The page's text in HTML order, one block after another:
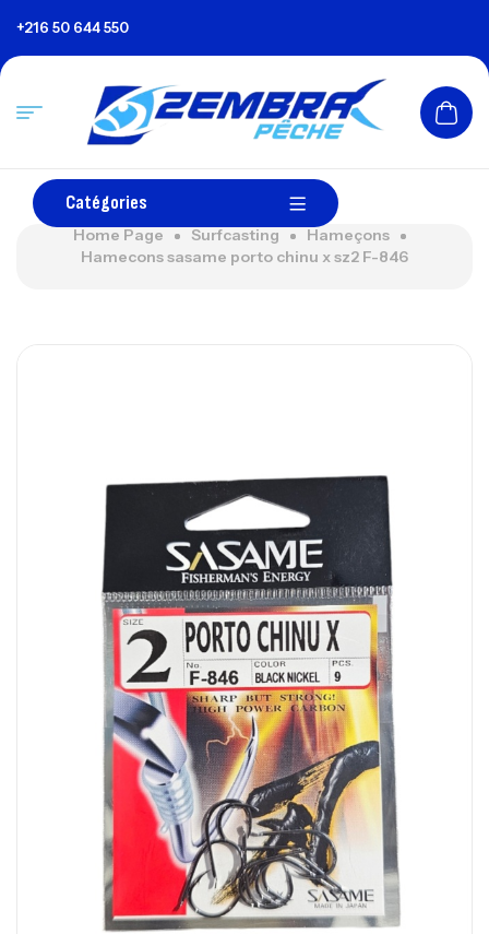
+216 50 644 550
Catégories
Home Page Surfcasting
Hameçons
Hamecons sasame porto chinu x sz2 F-846